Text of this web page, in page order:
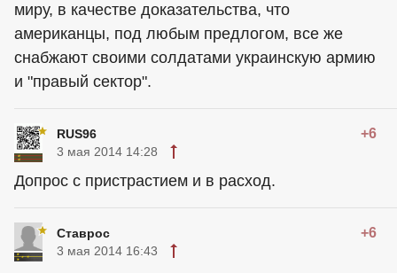
миру, в качестве доказательства, что
американцы, под любым предлогом, все же
снабжают своими солдатами украинскую армию
и "правый сектор".
RUS96 +6
3 мая 2014 14:28
Допрос с пристрастием и в расход.
Ставрос +6
3 мая 2014 16:43